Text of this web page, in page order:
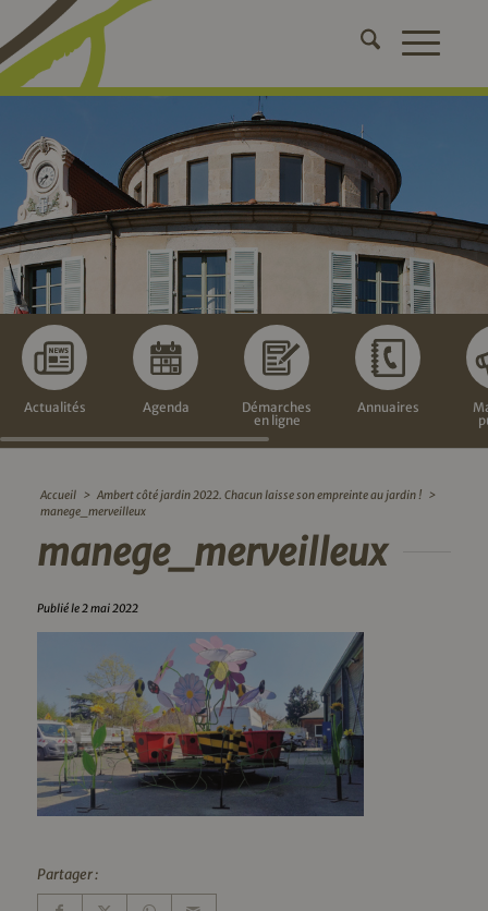
Actualités Agenda
Démarches
en ligne
Annuaires
Accueil > Ambert côté jardin 2022. Chacun laisse son empreinte au jardin ! >
manege_merveilleux
manege_merveilleux
Publié le 2 mai 2022
Partager :